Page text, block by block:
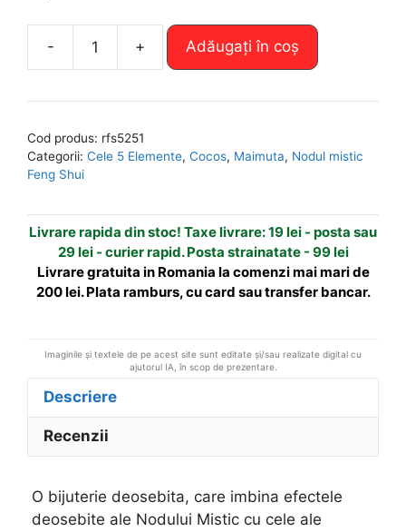
-
Cantitate
Feng
cu
-
elementul
Foc
+ Adăugați în coș
e
n
a
i
v
Cod produs: rfs5251
Categorii: Cele 5 Elemente, Cocos, Maimuta, Nodul mistic
Feng Shui
Livrare rapida din stoc! Taxe livrare: 19 lei - posta sau
29 lei - curier rapid. Posta strainatate - 99 lei
Livrare gratuita in Romania la comenzi mai mari de
200 lei. Plata ramburs, cu card sau transfer bancar.
Imaginile și textele de pe acest site sunt editate și/sau realizate digital cu
ajutorul IA, în scop de prezentare.
Descriere
Recenzii
O bijuterie deosebita, care imbina efectele
deosebite ale Nodului Mistic cu cele ale